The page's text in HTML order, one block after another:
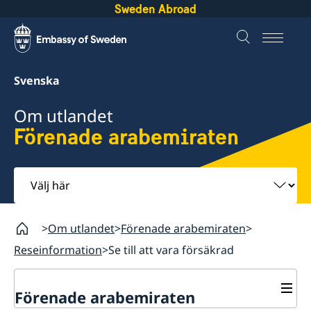
Sweden Abroad
Svenska
Om utlandet
Förenade arabemiraten
Välj
här
Om utlandet Förenade arabemiraten
Reseinformation Se till att vara försäkrad
Förenade arabemiraten